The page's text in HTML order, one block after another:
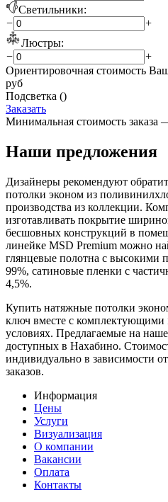
Светильники:
−
+
Люстры:
−
+
Ориентировочная стоимость
руб
Подсветка ()
Заказать
Минимальная стоимость заказа
Наши предложения
Дизайнеры рекомендуют
потолки эконом из
производства из коллекции.
изготавливать покрытие
бесшовных конструкций в
линейке MSD Premium можно
глянцевые полотна с высокими
99%, сатиновые пленки с
4,5%.
Купить натяжные потолки
ключ вместе с
условиях. Предлагаемые на
доступных в Нахабино.
индивидуально в зависимости
заказов.
Информация
Цены
Услуги
Визуализация
О компании
Вакансии
Оплата
Контакты